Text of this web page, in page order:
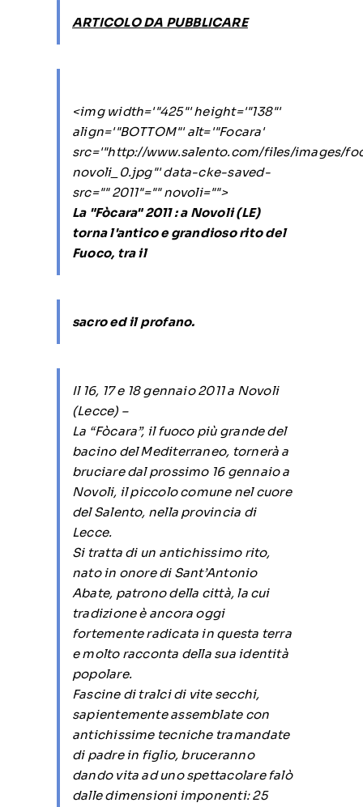
ARTICOLO DA PUBBLICARE
<img width='"425"' height='"138"'
align='"BOTTOM"' alt='"Focara'
src='"http://www.salento.com/files/images/
novoli_0.jpg"' data-cke-saved-
src="" 2011"="" novoli="">
La "Fòcara" 2011 : a Novoli (LE)
torna l'antico e grandioso rito del
Fuoco, tra il
sacro ed il profano.
Il 16, 17 e 18 gennaio 2011 a Novoli
(Lecce) –
La “Fòcara”, il fuoco più grande del
bacino del Mediterraneo, tornerà a
bruciare dal prossimo 16 gennaio a
Novoli, il piccolo comune nel cuore
del Salento, nella provincia di
Lecce.
Si tratta di un antichissimo rito,
nato in onore di Sant’Antonio
Abate, patrono della città, la cui
tradizione è ancora oggi
fortemente radicata in questa terra
e molto racconta della sua identità
popolare.
Fascine di tralci di vite secchi,
sapientemente assemblate con
antichissime tecniche tramandate
di padre in figlio, bruceranno
dando vita ad uno spettacolare falò
dalle dimensioni imponenti: 25